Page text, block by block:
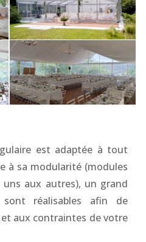
est adaptée à tout
à sa modularité (modules
uns aux autres), un grand
réalisables afin de
aux contraintes de votre